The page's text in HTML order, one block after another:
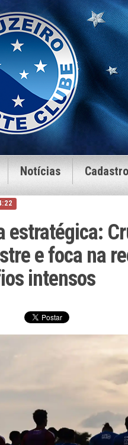
Notícias Cadastro
estratégica:
e foca na
intensos